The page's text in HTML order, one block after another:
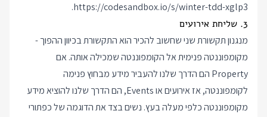
https://codesandbox.io/s/winter-tdd-xglp3
.
3. שליחת אירועים
מנגנון תקשורת שני שחשוב להכיר הוא התקשורת בכיוון ההפוך -
מקומפוננטה פנימית אל הקומפוננטה שמכילה אותה. אם
Property הם הדרך שלנו להעביר מידע מבחוץ פנימה
לקומפוננטה, אז אירועים או Events, הם הדרך שלנו להוציא מידע
מקומפוננטה כלפי מעלה בעץ. נשים בצד את הדוגמה של כפתורי